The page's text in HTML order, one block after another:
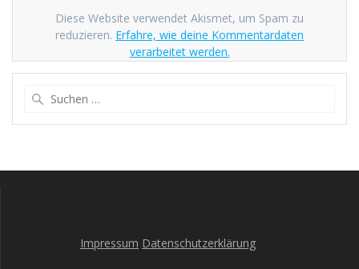
Diese Website verwendet Akismet, um Spam zu
reduzieren. Erfahre, wie deine Kommentardaten
verarbeitet werden.
Impressum Datenschutzerklärung